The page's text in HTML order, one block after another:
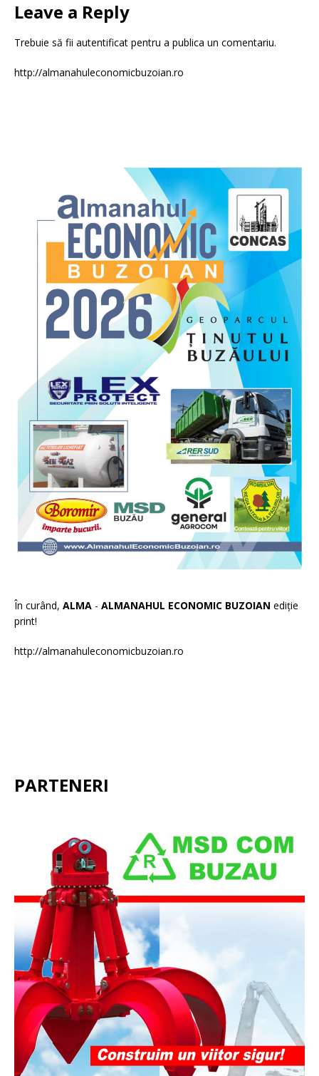
Leave a Reply
Trebuie să fii autentificat pentru a publica un comentariu.
http://almanahuleconomicbuzoian.ro
În curând, ALMA - ALMANAHUL ECONOMIC BUZOIAN ediție
print!
http://almanahuleconomicbuzoian.ro
PARTENERI